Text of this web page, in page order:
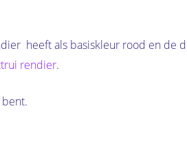
heeft als basiskleur rood en de
rendier.